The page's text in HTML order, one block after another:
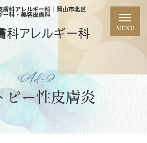
膚科アレルギー科｜岡山市北区
ー科・美容皮膚科
Ad-2
ピー性皮膚炎